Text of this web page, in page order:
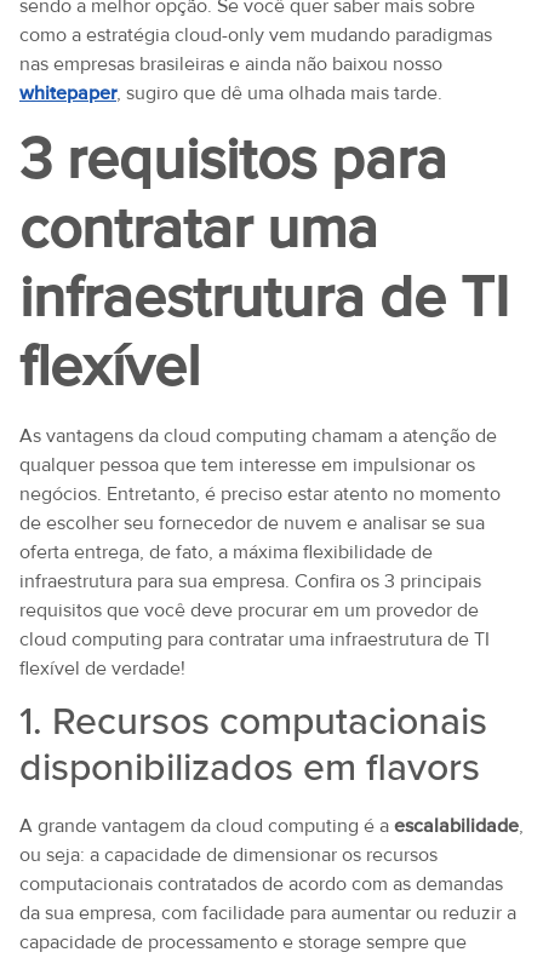
sendo a melhor opção. Se você quer saber mais sobre
como a estratégia cloud-only vem mudando paradigmas
nas empresas brasileiras e ainda não baixou nosso
whitepaper, sugiro que dê uma olhada mais tarde.
3 requisitos para
contratar uma
infraestrutura de TI
flexível
As vantagens da cloud computing chamam a atenção de
qualquer pessoa que tem interesse em impulsionar os
negócios. Entretanto, é preciso estar atento no momento
de escolher seu fornecedor de nuvem e analisar se sua
oferta entrega, de fato, a máxima flexibilidade de
infraestrutura para sua empresa. Confira os 3 principais
requisitos que você deve procurar em um provedor de
cloud computing para contratar uma infraestrutura de TI
flexível de verdade!
1. Recursos computacionais
disponibilizados em flavors
A grande vantagem da cloud computing é a escalabilidade,
ou seja: a capacidade de dimensionar os recursos
computacionais contratados de acordo com as demandas
da sua empresa, com facilidade para aumentar ou reduzir a
capacidade de processamento e storage sempre que